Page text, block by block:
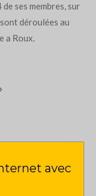
ses membres, sur
déroulées au
a Roux.
avec